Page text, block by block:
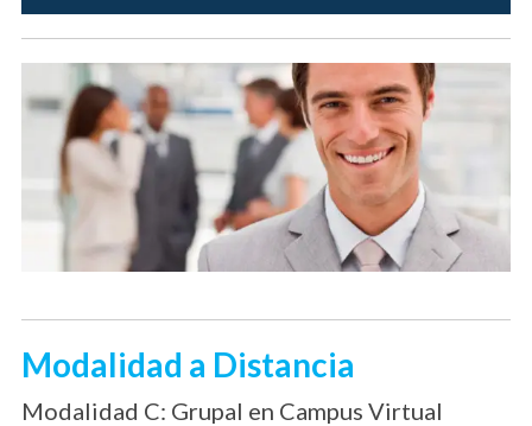
Modalidad a Distancia
Modalidad C: Grupal en Campus Virtual